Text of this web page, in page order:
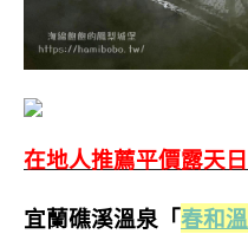
在地人推薦平價露天
宜蘭礁溪溫泉「春和